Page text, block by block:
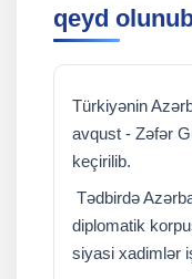
qeyd
Türkiyənin
avqust - Zəfər
keçirilib.
Tədbirdə
diplomatik
siyasi xadimlər